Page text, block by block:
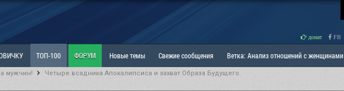
донат FB
ТОП-100 ФОРУМ Новые темы Свежие сообщения Ветка: Анализ отношений с женщинами
Наболевшее. Выскажись! РАЗДЕЛ: Мы и Женщины РАЗДЕЛ: Маскулизм, МД и права мужчин
мужчин! Четыре всадника Апокалипсиса и захват Образа Будущего.